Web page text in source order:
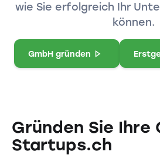
wie Sie erfolgreich Ihr
können.
GmbH gründen
Gründen Sie Ihre
Startups.ch